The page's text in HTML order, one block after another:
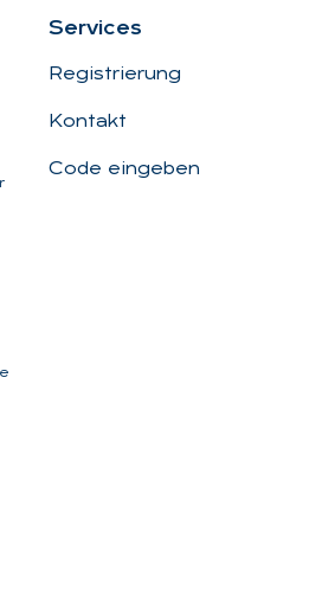
Ser­vices
Registrierung
Kontakt
Code eingeben